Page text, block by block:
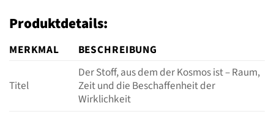
Produktdetails:
MERKMAL BESCHREIBUNG
Titel
Der Stoff, aus dem der Kosmos ist – Raum,
Zeit und die Beschaffenheit der
Wirklichkeit